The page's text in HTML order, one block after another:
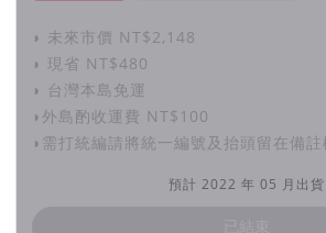
它是關於承認有些階段尚無法解
◗ 未來市價 NT$2,148
◗ 現省 NT$480
◗ 台灣本島免運
◗外島酌收運費 NT$100
◗需打統編請將統一編號及抬頭留在備註
預計 2022 年 05 月出貨